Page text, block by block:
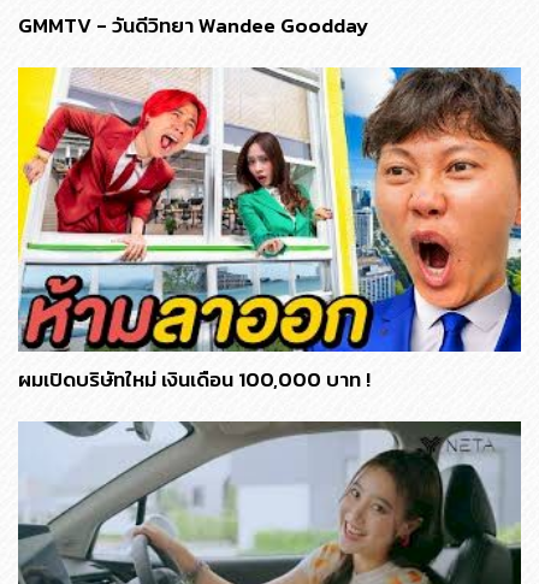
GMMTV - วันดีวิทยา Wandee Goodday
ผมเปิดบริษัทใหม่ เงินเดือน 100,000 บาท !